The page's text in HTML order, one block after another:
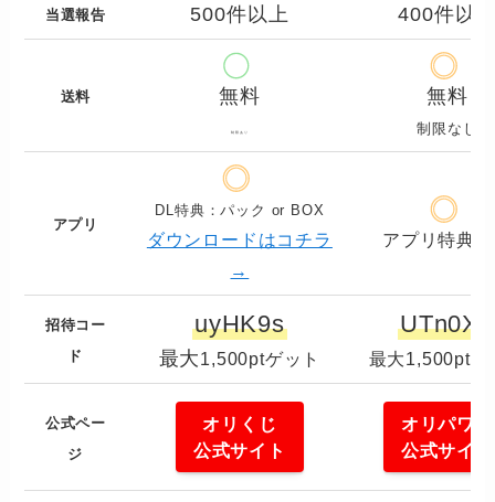
当選報告
500件以上 400件以
送料 無料
制限あり
無料
制限なし
アプリ
DL特典：パック or BOX
ダウンロードはコチラ
→
アプリ特典
招待コー
ド
uyHK9s
最大1,500ptゲット
UTn0XF
最大1,500ptゲ
公式ペー
ジ
オリくじ
公式サイト
オリパワン
公式サイト